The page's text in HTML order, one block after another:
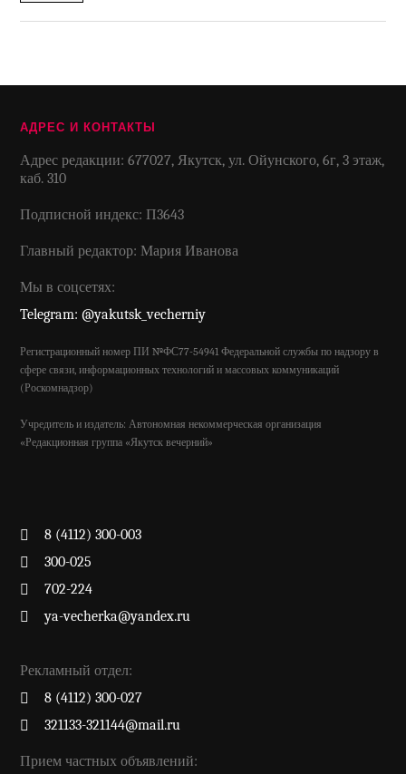
АДРЕС И КОНТАКТЫ
Адрес редакции: 677027, Якутск, ул. Ойунского, 6г, 3 этаж,
каб. 310
Подписной индекс: П3643
Главный редактор: Мария Иванова
Мы в соцсетях:
Telegram: @yakutsk_vecherniy
Регистрационный номер ПИ №ФС77-54941 Федеральной службы по надзору в
сфере связи, информационных технологий и массовых коммуникаций
(Роскомнадзор)
Учредитель и издатель: Автономная некоммерческая организация
«Редакционная группа «Якутск вечерний»
8 (4112) 300-003
300-025
702-224
ya-vecherka@yandex.ru
Рекламный отдел:
8 (4112) 300-027
321133-321144@mail.ru
Прием частных объявлений: